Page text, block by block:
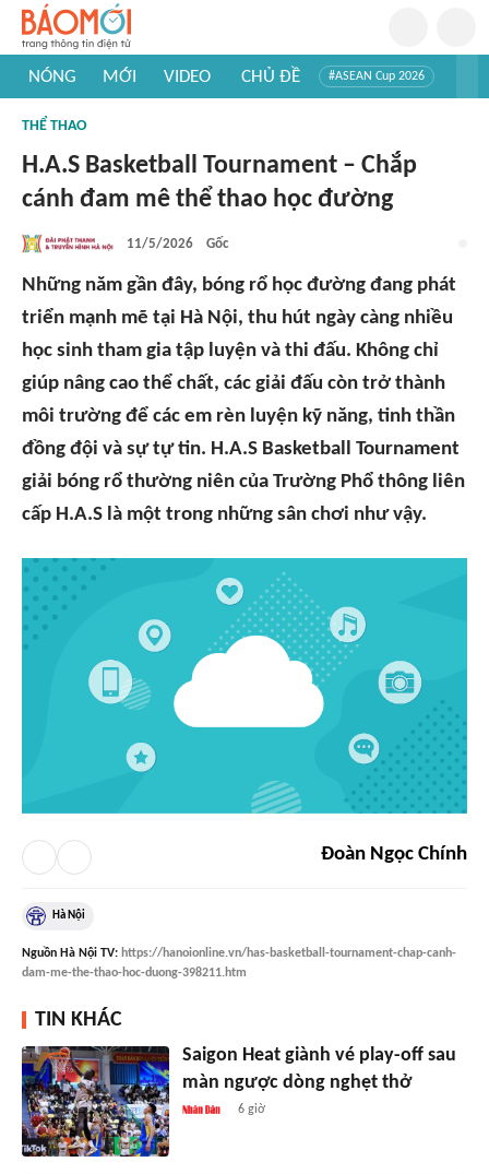
NÓNG MỚI VIDEO CHỦ ĐỀ #ASEAN Cup 2026
#Khám phá thế giới
THỂ THAO
H.A.S Basketball Tournament – Chắp
cánh đam mê thể thao học đường
11/5/2026 Gốc
Những năm gần đây, bóng rổ học đường đang phát
triển mạnh mẽ tại Hà Nội, thu hút ngày càng nhiều
học sinh tham gia tập luyện và thi đấu. Không chỉ
giúp nâng cao thể chất, các giải đấu còn trở thành
môi trường để các em rèn luyện kỹ năng, tinh thần
đồng đội và sự tự tin. H.A.S Basketball Tournament
giải bóng rổ thường niên của Trường Phổ thông liên
cấp H.A.S là một trong những sân chơi như vậy.
Đoàn Ngọc Chính
Hà Nội
Nguồn Hà Nội TV: https://hanoionline.vn/has-basketball-tournament-chap-canh-
dam-me-the-thao-hoc-duong-398211.htm
TIN KHÁC
Saigon Heat giành vé play-off sau
màn ngược dòng nghẹt thở
6 giờ